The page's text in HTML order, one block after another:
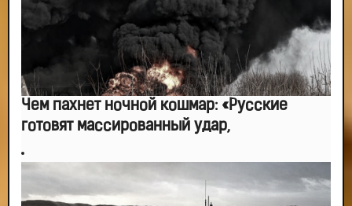
Чем пахнет ночной кошмар: «Русские
готовят массированный удар,